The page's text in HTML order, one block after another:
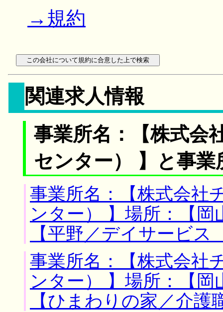
→規約
関連求人情報
事業所名：【株式
センター） 】と事
事業所名：【株式会
ンター） 】場所：【
【平野／デイサービ
事業所名：【株式会
ンター） 】場所：【
【ひまわりの家／介